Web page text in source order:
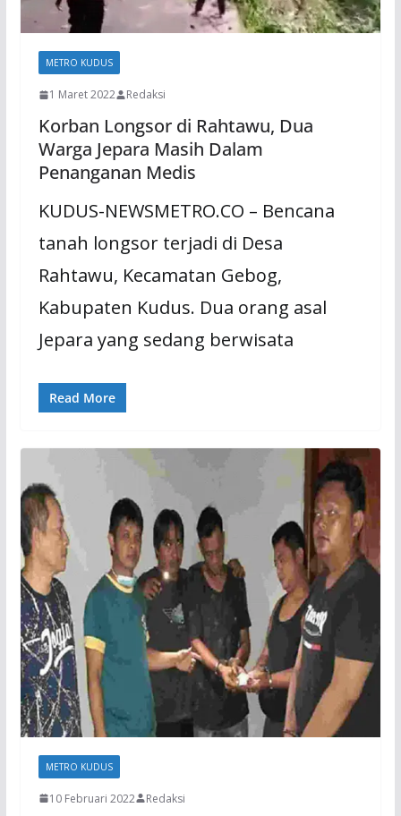
METRO KUDUS
1 Maret 2022 Redaksi
Korban Longsor di Rahtawu, Dua
Warga Jepara Masih Dalam
Penanganan Medis
KUDUS-NEWSMETRO.CO – Bencana
tanah longsor terjadi di Desa
Rahtawu, Kecamatan Gebog,
Kabupaten Kudus. Dua orang asal
Jepara yang sedang berwisata
Read More
METRO KUDUS
10 Februari 2022 Redaksi